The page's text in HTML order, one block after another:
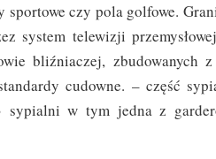
czy pola golfowe.
system telewizji
bliźniaczej, zbudowanych
cudowne. – część
sypialni w tym jedna z